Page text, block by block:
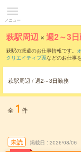
メニュー
萩駅周辺 ×週2～3
萩駅の派遣のお仕事情報です。
クリエイティブ系などのお仕事
萩駅周辺 / 週2～3日勤務
全 1 件
未読 掲載日 2026/08/06